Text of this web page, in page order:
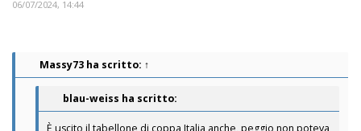
06/07/2024, 14:44
Massy73 ha scritto: ↑
blau-weiss ha scritto:
È uscito il tabellone di coppa Italia anche, peggio non poteva